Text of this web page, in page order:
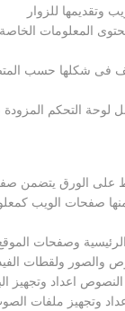
وتقديمها للزوار
تحتوى المعلومات
شكلها حسب
التحكم المزودة
الورق يتضمن
صفحات الويب
وصفحات الموقع
والصور ولقطات
اعداد وتجهيز
وتجهيز ملفات